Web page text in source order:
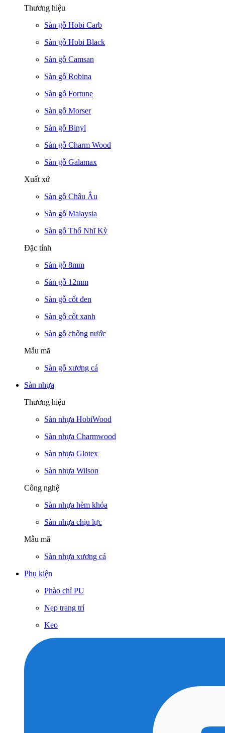
Thương hiệu
Sàn gỗ Hobi Carb
Sàn gỗ Hobi Black
Sàn gỗ Camsan
Sàn gỗ Robina
Sàn gỗ Fortune
Sàn gỗ Morser
Sàn gỗ Binyl
Sàn gỗ Charm Wood
Sàn gỗ Galamax
Xuất xứ
Sàn gỗ Châu Âu
Sàn gỗ Malaysia
Sàn gỗ Thổ Nhĩ Kỳ
Đặc tính
Sàn gỗ 8mm
Sàn gỗ 12mm
Sàn gỗ cốt đen
Sàn gỗ cốt xanh
Sàn gỗ chống nước
Mẫu mã
Sàn gỗ xương cá
Sàn nhựa
Thương hiệu
Sàn nhựa HobiWood
Sàn nhựa Charmwood
Sàn nhựa Glotex
Sàn nhựa Wilson
Công nghệ
Sàn nhựa hèm khóa
Sàn nhựa chịu lực
Mẫu mã
Sàn nhựa xương cá
Phụ kiện
Phào chỉ PU
Nẹp trang trí
Keo